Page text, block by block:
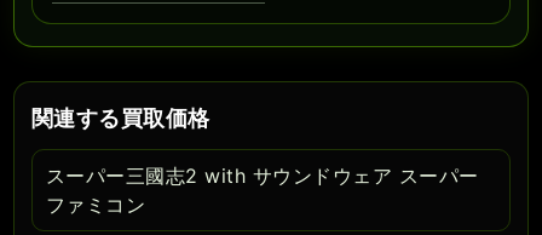
関連する買取価格
スーパー三國志2 with サウンドウェア スーパー
ファミコン